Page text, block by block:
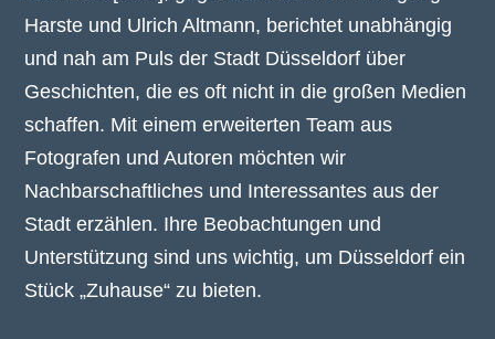
Harste und Ulrich Altmann, berichtet unabhängig
und nah am Puls der Stadt Düsseldorf über
Geschichten, die es oft nicht in die großen Medien
schaffen. Mit einem erweiterten Team aus
Fotografen und Autoren möchten wir
Nachbarschaftliches und Interessantes aus der
Stadt erzählen. Ihre Beobachtungen und
Unterstützung sind uns wichtig, um Düsseldorf ein
Stück „Zuhause“ zu bieten.